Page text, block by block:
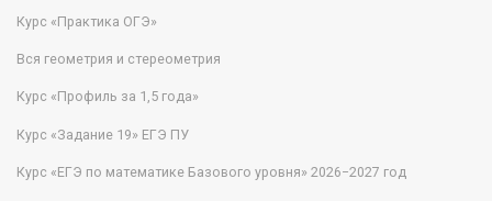
Курс «Практика ОГЭ»
Вся геометрия и стереометрия
Курс «Профиль за 1,5 года»
Курс «Задание 19» ЕГЭ ПУ
Курс «ЕГЭ по математике Базового уровня» 2026−2027 год